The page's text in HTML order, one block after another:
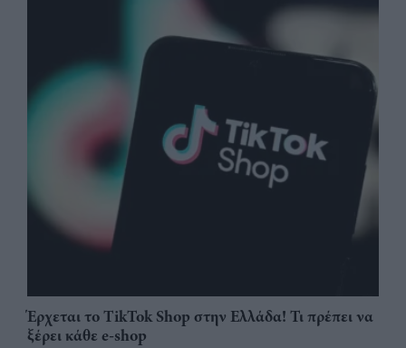
Έρχεται το TikTok Shop στην Ελλάδα! Τι πρέπει να
ξέρει κάθε e-shop